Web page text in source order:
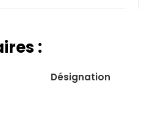
:
Désignation